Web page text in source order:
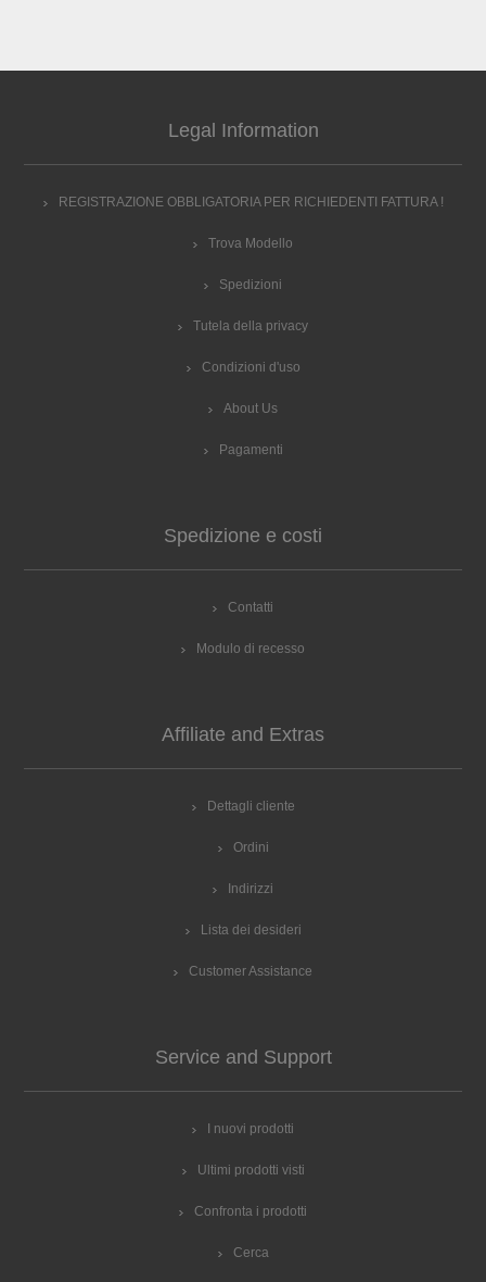
Legal Information
REGISTRAZIONE OBBLIGATORIA PER RICHIEDENTI FATTURA !
Trova Modello
Spedizioni
Tutela della privacy
Condizioni d'uso
About Us
Pagamenti
Spedizione e costi
Contatti
Modulo di recesso
Affiliate and Extras
Dettagli cliente
Ordini
Indirizzi
Lista dei desideri
Customer Assistance
Service and Support
I nuovi prodotti
Ultimi prodotti visti
Confronta i prodotti
Cerca